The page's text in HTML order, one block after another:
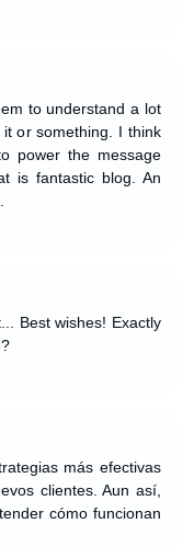
to understand a lot
or something. I think
power the message
is fantastic blog. An
Best wishes! Exactly
más efectivas
clientes. Aun así,
cómo funcionan